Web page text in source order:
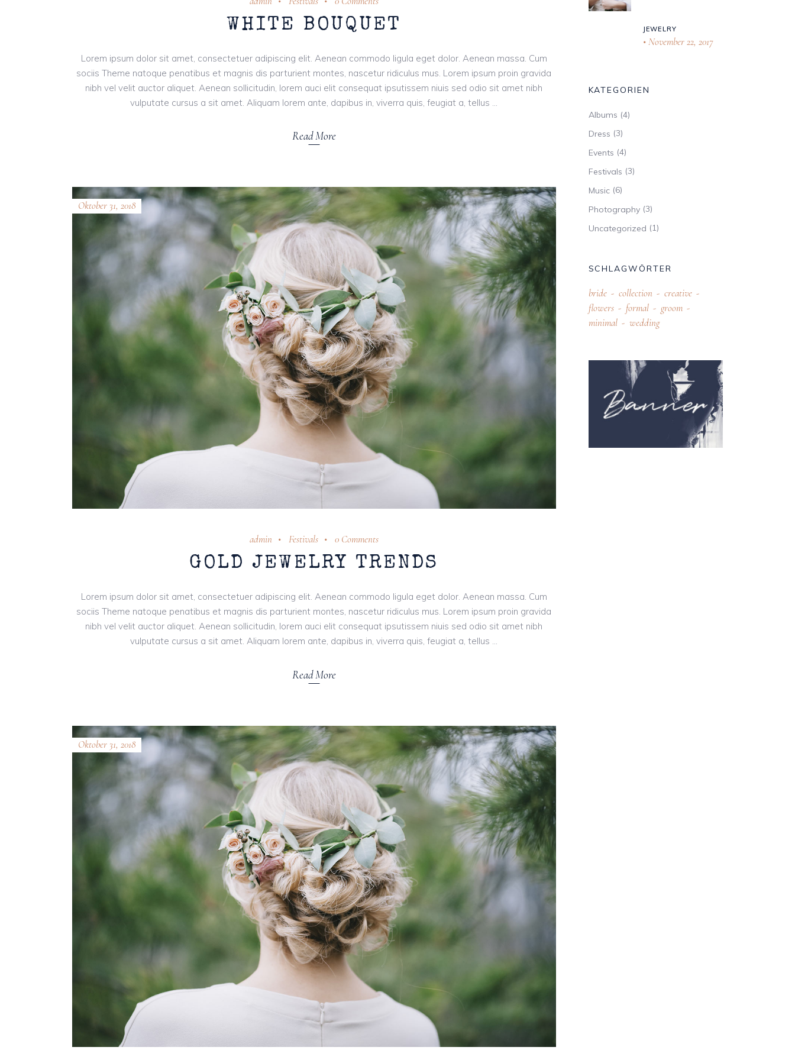
regeln.
WHITE BOUQUET
Lorem ipsum dolor sit amet, consectetuer adipiscing elit. Aenean commodo ligula eget dolor. Aenean massa. Cum
sociis Theme natoque penatibus et magnis dis parturient montes, nascetur ridiculus mus. Lorem ipsum proin gravida
nibh vel velit auctor aliquet. Aenean sollicitudin, lorem auci elit consequat ipsutissem niuis sed odio sit amet nibh
vulputate cursus a sit amet. Aliquam lorem ante, dapibus in, viverra quis, feugiat a, tellus
Read More
Oktober 31, 2018
admin Festivals 0 Comments
GOLD JEWELRY TRENDS
Lorem ipsum dolor sit amet, consectetuer adipiscing elit. Aenean commodo ligula eget dolor. Aenean massa. Cum
sociis Theme natoque penatibus et magnis dis parturient montes, nascetur ridiculus mus. Lorem ipsum proin gravida
nibh vel velit auctor aliquet. Aenean sollicitudin, lorem auci elit consequat ipsutissem niuis sed odio sit amet nibh
vulputate cursus a sit amet. Aliquam lorem ante, dapibus in, viverra quis, feugiat a, tellus
Read More
Oktober 31, 2018
JEWELRY
November 22, 2017
KATEGORIEN
Albums (4)
Dress (3)
Events (4)
Festivals (3)
Music(6)
Photography(3)
Uncategorized (1)
SCHLAGWÖRTER
bride collection
creative
flowers
formal
groom
minimal
wedding